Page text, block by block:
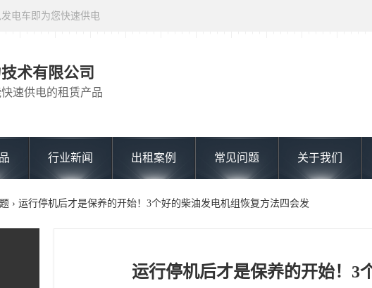
电车即为您快速供电
术有限公司
速供电的租赁产品
行业新闻 出租案例 常见问题 关于我们
› 运行停机后才是保养的开始！3个好的柴油发电机组恢复方法四会发
运行停机后才是保养的开始！3